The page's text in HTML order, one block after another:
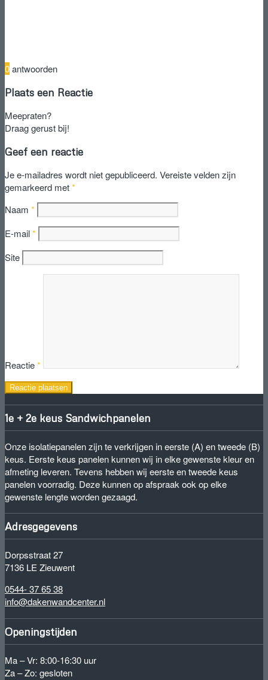
0antwoorden
Plaats een Reactie
Meepraten?
Draag gerust bij!
Geef een reactie
Je e-mailadres wordt niet gepubliceerd. Vereiste velden zijn
gemarkeerd met*
Naam *
E-mail*
Site
Reactie*
1e + 2e keus Sandwichpanelen
Onze isolatiepanelen zijn te verkrijgen in eerste (A) en tweede (B)
keus. Eerste keus panelen kunnen wij in elke gewenste kleur en
afmeting leveren. Tevens hebben wij eerste en tweede keus
panelen voorradig. Deze kunnen op afspraak ook op elke
gewenste lengte worden gezaagd.
Adresgegevens
Dorpsstraat 27
7136 LE Zieuwent
0544- 37 65 38
info@dakenwandcenter.nl
Openingstijden
Ma – Vr: 8:00-16:30 uur
Za – Zo: gesloten